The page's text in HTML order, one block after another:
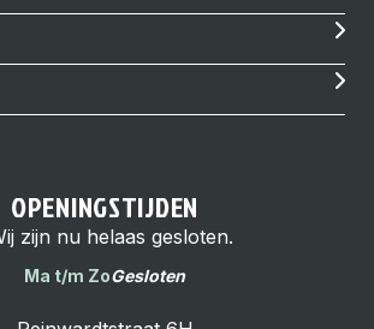
OPENINGSTIJDEN
zijn nu helaas gesloten.
Ma t/m ZoGesloten